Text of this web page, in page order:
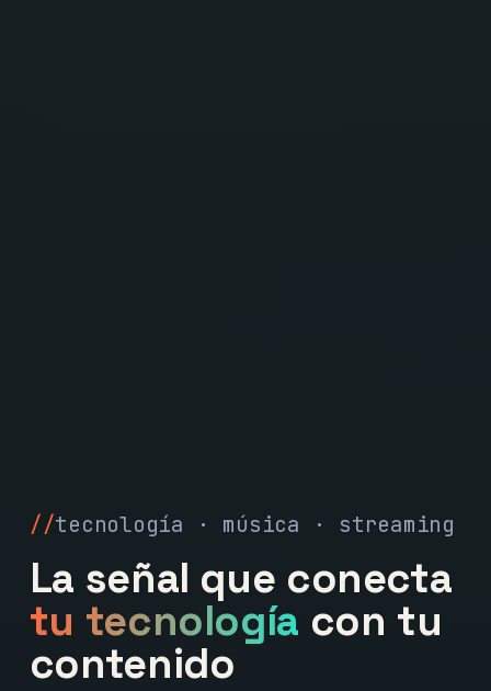
tecnología · música · streaming
La señal que conecta
tu tecnología con tu
contenido